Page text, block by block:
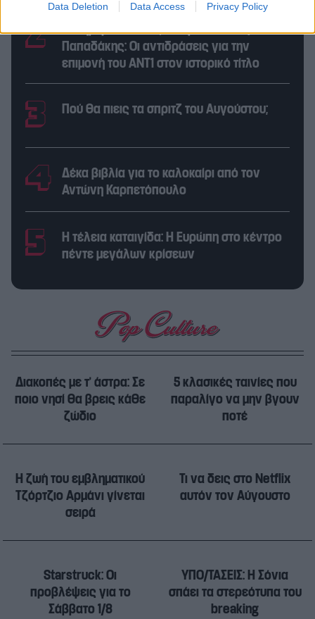
Data Deletion Data Access Privacy Policy
Καλημέρα Ελλάδα, σου μιλάει ένας
Παπαδάκης: Οι αντιδράσεις για την
επιμονή του ΑΝΤ1 στον ιστορικό τίτλο
Πού θα πιεις τα σπριτζ του Αυγούστου;
Δέκα βιβλία για το καλοκαίρι από τον
Αντώνη Καρπετόπουλο
Η τέλεια καταιγίδα: Η Ευρώπη στο κέντρο
πέντε μεγάλων κρίσεων
Διακοπές με τ’ άστρα: Σε
ποιο νησί θα βρεις κάθε
ζώδιο
5 κλασικές ταινίες που
παραλίγο να μην βγουν
ποτέ
Η ζωή του εμβληματικού
Τζόρτζιο Αρμάνι γίνεται
σειρά
Τι να δεις στο Netflix
αυτόν τον Αύγουστο
Starstruck: Οι
προβλέψεις για το
Σάββατο 1/8
ΥΠΟ/ΤΑΣΕΙΣ: Η Σόνια
σπάει τα στερεότυπα του
breaking